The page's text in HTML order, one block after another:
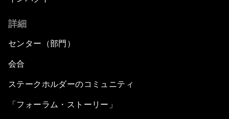
詳細
センター（部門）
会合
ステークホルダーのコミュニティ
「フォーラム・ストーリー」